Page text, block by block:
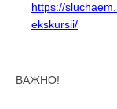
https://
ekskursii/
ВАЖНО!